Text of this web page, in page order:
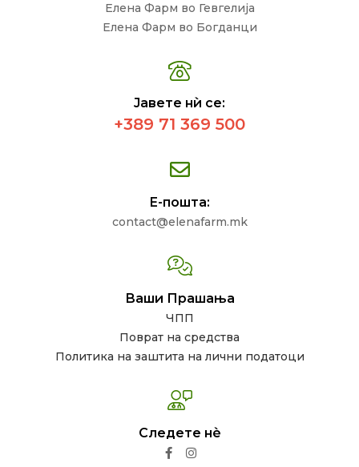
Елена Фарм во Гевгелија
Елена Фарм во Богданци
Јавете нѝ се:
+389 71 369 500
Е-пошта:
contact@elenafarm.mk
Ваши Прашања
ЧПП
Поврат на средства
Политика на заштита на лични податоци
Следете нѐ